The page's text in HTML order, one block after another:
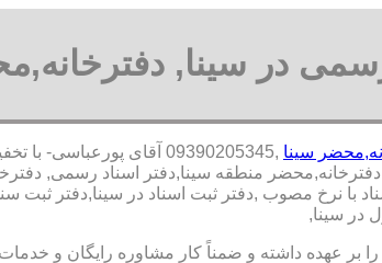
در سینا,
سینا
,09390205345 آقای
منطقه سینا,دفتر اسناد رسمی,
با نرخ مصوب ,دفتر ثبت اسناد در سینا,دفتر
در سینا,
بر عهده داشته و ضمناً کار مشاوره رایگان و خدمات